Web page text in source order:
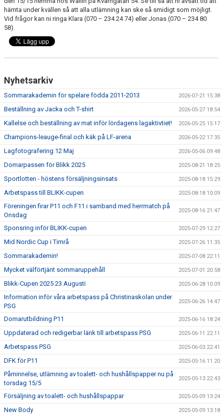
DOKUMENT
KONTAKT
MEDLEMSKAP
hämta under kvällen så att alla utlämning kan ske så smidigt som möjligt.
Vid frågor kan ni ringa Klara (070 – 234 24 74) eller Jonas (070 – 234 80
58).
Nyhetsarkiv
Sommarakademin för spelare födda 2011-2013 2026-07-21 15:38
Beställning av Jacka och T-shirt 2026-05-27 18:54
Kallelse och beställning av mat inför lördagens lagaktivtiet! 2026-05-25 15:17
Champions-leauge-final och käk på LF-arena 2026-05-22 17:35
Lagfotografering 12 Maj 2026-05-06 09:48
Domarpassen för Blikk 2025 2025-08-21 18:25
Sportlotten - höstens försäljningsinsats 2025-08-18 15:29
Arbetspass till BLIKK-cupen 2025-08-18 10:09
Föreningen firar P11 och F11 i samband med herrmatch på
Onsdag
2025-08-16 21:47
Sponsring inför BLIKK-cupen 2025-07-29 12:27
Mid Nordic Cup i Timrå 2025-07-26 11:35
Sommarakademin! 2025-07-08 22:11
Mycket välförtjänt sommaruppehåll 2025-07-01 20:58
Blikk-Cupen 2025 23 Augusti 2025-06-28 10:09
Information inför våra arbetspass på Christinaskolan under
PSG
2025-06-26 14:47
Domarutbildning P11 2025-06-16 18:24
Uppdaterad och redigerbar länk till arbetspass PSG 2025-06-11 22:11
Arbetspass PSG 2025-06-03 22:41
DFK för P11 2025-05-16 11:20
Påminnelse, utlämning av toalett- och hushållspapper nu på
torsdag 15/5
2025-05-13 22:43
Försäljning av toalett- och hushållspappar 2025-05-09 13:24
New Body 2025-05-09 13:18